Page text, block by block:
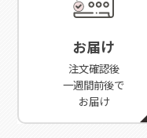
お届け
注文確認後
一週間前後で
お届け